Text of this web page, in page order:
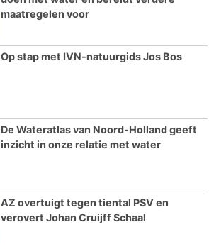
maatregelen voor
Op stap met IVN-natuurgids Jos Bos
De Wateratlas van Noord-Holland geeft
inzicht in onze relatie met water
AZ overtuigt tegen tiental PSV en
verovert Johan Cruijff Schaal